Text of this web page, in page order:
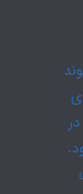
ثبت شوند